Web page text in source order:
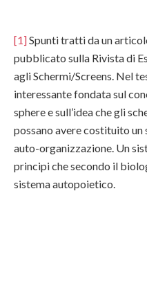
[1]Spunti tratti da un
pubblicato sulla Rivista di
agli Schermi/Screens. Nel
interessante fondata sul
sphere e sull’idea che gli
possano avere costituito
auto-organizzazione. Un
principi che secondo il
sistema autopoietico.